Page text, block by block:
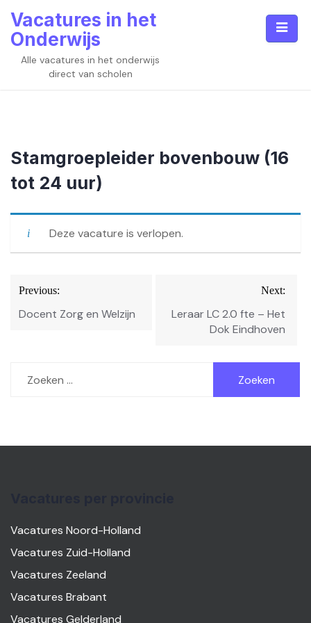
content
Vacatures in het
Onderwijs
Alle vacatures in het onderwijs
direct van scholen
Stamgroepleider bovenbouw (16
tot 24 uur)
Deze vacature is verlopen.
Bericht
navigatie
Previous:
Docent Zorg en Welzijn
Next:
Leraar LC 2.0 fte – Het
Dok Eindhoven
naar:
Vacatures Noord-Holland
Vacatures Zuid-Holland
Vacatures Zeeland
Vacatures Brabant
Vacatures Gelderland